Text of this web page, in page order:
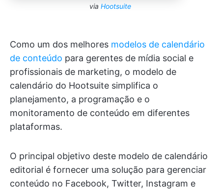
via Hootsuite
Como um dos melhores modelos de calendário
de conteúdo para gerentes de mídia social e
profissionais de marketing, o modelo de
calendário do Hootsuite simplifica o
planejamento, a programação e o
monitoramento de conteúdo em diferentes
plataformas.
O principal objetivo deste modelo de calendário
editorial é fornecer uma solução para gerenciar
conteúdo no Facebook, Twitter, Instagram e